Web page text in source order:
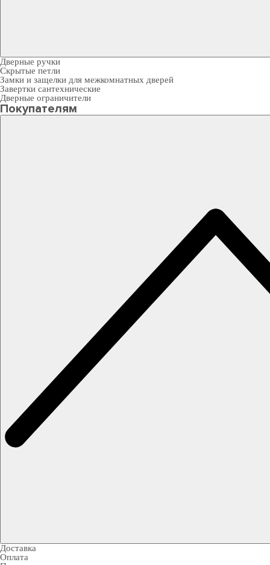
Дверные ручки
Скрытые петли
Замки и защелки для межкомнатных дверей
Завертки сантехнические
Дверные ограничители
Покупателям
Доставка
Оплата